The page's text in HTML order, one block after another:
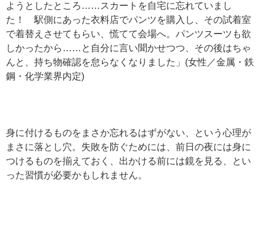
ようとしたところ……スカートを自宅に忘れていまし
た！ 駅側にあった衣料店でパンツを購入し、その試着室
で着替えさせてもらい、慌てて会場へ。パンツスーツも欲
しかったから……と自分に言い聞かせつつ、その後はちゃ
んと、持ち物確認を怠らなくなりました」(女性／金属・鉄
鋼・化学業界内定)
身に付けるものをまさか忘れるはずがない、という心理が
まさに落とし穴。失敗を防ぐためには、前日の夜には身に
つけるものを揃えておく、出かける前には鏡を見る、とい
った習慣が必要かもしれません。